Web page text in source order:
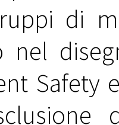
di
nel
Safety